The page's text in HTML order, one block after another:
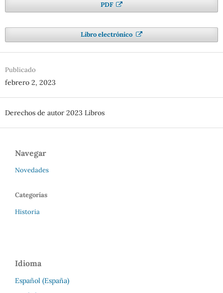
PDF
Libro electrónico
Publicado
febrero 2, 2023
Derechos de autor 2023 Libros
Navegar
Novedades
Categorías
Historia
Idioma
Español (España)